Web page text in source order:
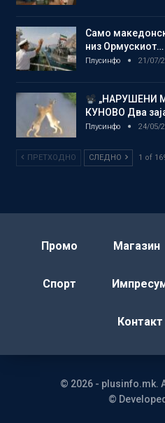
Само
низ Ормускиот…
Плусинфо 21/07/
„НАРУШЕНИ
КУНОВО Два
Плусинфо 24/05/
ПРЕТХОДНО СЛЕДНО 1 of
Промо Магазин
Спорт
Контакт
© 2026 - plusinfo.mk.
©